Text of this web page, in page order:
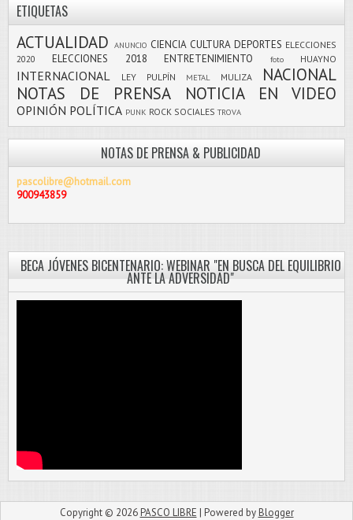
ETIQUETAS
ACTUALIDAD ANUNCIO CIENCIA CULTURA DEPORTES ELECCIONES
2020
ELECCIONES 2018 ENTRETENIMIENTO foto HUAYNO
INTERNACIONAL LEY PULPÍN METAL MULIZA
NACIONAL
NOTAS DE PRENSA
NOTICIA EN VIDEO
OPINIÓN POLÍTICA PUNK ROCK SOCIALES TROVA
NOTAS DE PRENSA & PUBLICIDAD
pascolibre@hotmail.com
900943859
BECA JÓVENES BICENTENARIO: WEBINAR "EN BUSCA DEL EQUILIBRIO
ANTE LA ADVERSIDAD"
Copyright © 2026 PASCO LIBRE | Powered by Blogger